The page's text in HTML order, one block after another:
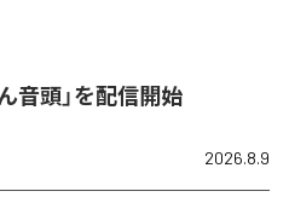
音頭」を配信開始
2026.8.9